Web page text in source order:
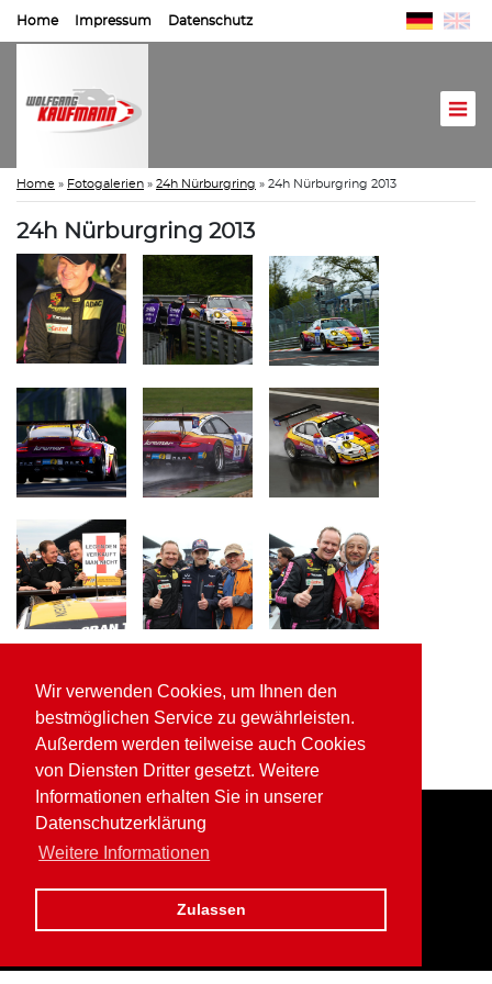
Wir verwenden Cookies, um Ihnen den
bestmöglichen Service zu gewährleisten.
Außerdem werden teilweise auch Cookies
von Diensten Dritter gesetzt. Weitere
Informationen erhalten Sie in unserer
Datenschutzerklärung
Weitere Informationen
Zulassen
Home Impressum Datenschutz
Home » Fotogalerien » 24h Nürburgring » 24h Nürburgring 2013
24h Nürburgring 2013
Home